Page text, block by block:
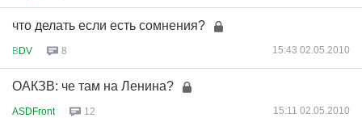
что делать если есть сомнения?
ВDV 8 15:43 02.05.2010
ОАКЗВ: че там на Ленина?
ASDFront 12 15:11 02.05.2010